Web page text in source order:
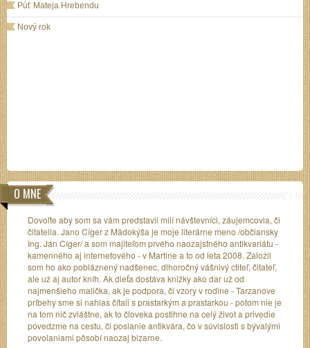
Púť Mateja Hrebendu
Nový rok
O MNE
Dovoľte aby som sa vám predstavil milí návštevníci, záujemcovia, či
čitatelia. Jano Cíger z Mädokýša je moje literárne meno /občiansky
Ing. Ján Cíger/ a som majiteľom prvého naozajstného antikvariátu -
kamenného aj internetového - v Martine a to od leta 2008. Založil
som ho ako pobláznený nadšenec, dlhoročný vášnivý ctiteľ, čitateľ,
ale už aj autor kníh. Ak dieťa dostáva knižky ako dar už od
najmenšieho malička, ak je podpora, či vzory v rodine - Tarzanove
príbehy sme si nahlas čítali s prastarkým a prastarkou - potom nie je
na tom nič zvláštne, ak to človeka postihne na celý život a privedie
povedzme na cestu, či poslanie antikvára, čo v súvislosti s bývalými
povolaniami pôsobí naozaj bizarne.